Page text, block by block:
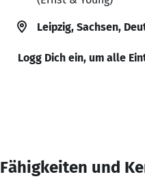
Leipzig, Sachsen,
Logg Dich ein, um alle
Fähigkeiten und